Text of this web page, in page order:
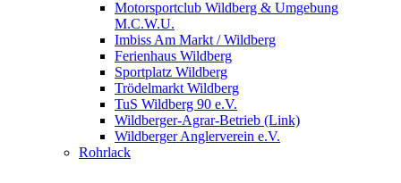
Motorsportclub Wildberg & Umgebung
M.C.W.U.
Imbiss Am Markt / Wildberg
Ferienhaus Wildberg
Sportplatz Wildberg
Trödelmarkt Wildberg
TuS Wildberg 90 e.V.
Wildberger-Agrar-Betrieb (Link)
Wildberger Anglerverein e.V.
Rohrlack